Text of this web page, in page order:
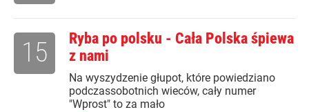
Ryba po polsku - Cała Polska śpiewa
z nami
Na wyszydzenie głupot, które powiedziano
podczassobotnich wieców, cały numer
"Wprost" to za mało
15